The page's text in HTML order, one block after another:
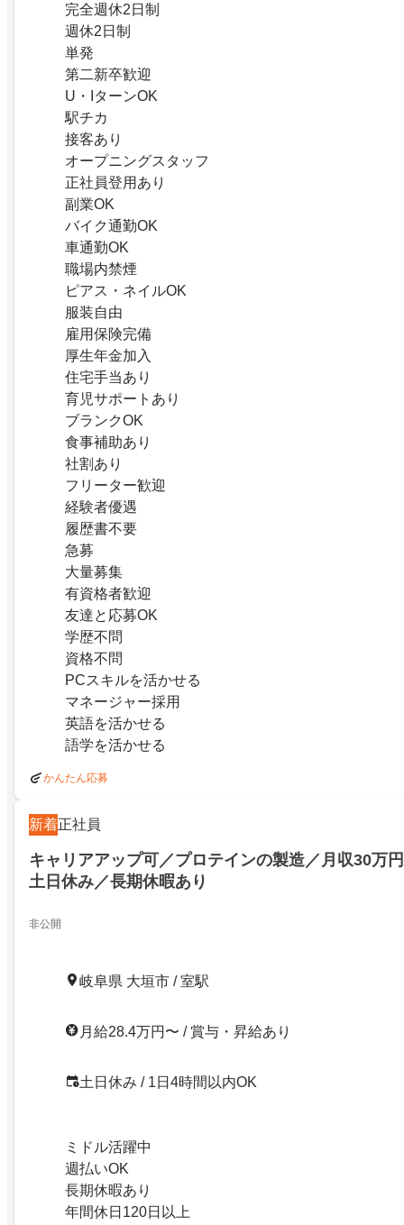
完全週休2日制
週休2日制
単発
第二新卒歓迎
U・IターンOK
駅チカ
接客あり
オープニングスタッフ
正社員登用あり
副業OK
バイク通勤OK
車通勤OK
職場内禁煙
ピアス・ネイルOK
服装自由
雇用保険完備
厚生年金加入
住宅手当あり
育児サポートあり
ブランクOK
食事補助あり
社割あり
フリーター歓迎
経験者優遇
履歴書不要
急募
大量募集
有資格者歓迎
友達と応募OK
学歴不問
資格不問
PCスキルを活かせる
マネージャー採用
英語を活かせる
語学を活かせる
かんたん応募
新着正社員
キャリアアップ可／プロテインの製造／月収30万
土日休み／長期休暇あり
非公開
岐阜県 大垣市 / 室駅
月給28.4万円〜 / 賞与・昇給あり
土日休み / 1日4時間以内OK
ミドル活躍中
週払いOK
長期休暇あり
年間休日120日以上